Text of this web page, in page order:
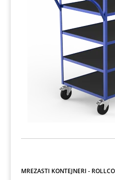
MREŽASTI KONTEJNERI -